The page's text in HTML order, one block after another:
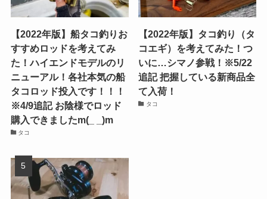
【2022年版】船タコ釣りお
すすめロッドを考えてみ
た！ハイエンドモデルのリ
ニューアル！各社本気の船
タコロッド投入です！！！
※4/9追記 お陰様でロッド
購入できましたm(_ _)m
タコ
【2022年版】タコ釣り（タ
コエギ）を考えてみた！つ
いに…シマノ参戦！※5/22
追記 把握している新商品全
て入荷！
タコ